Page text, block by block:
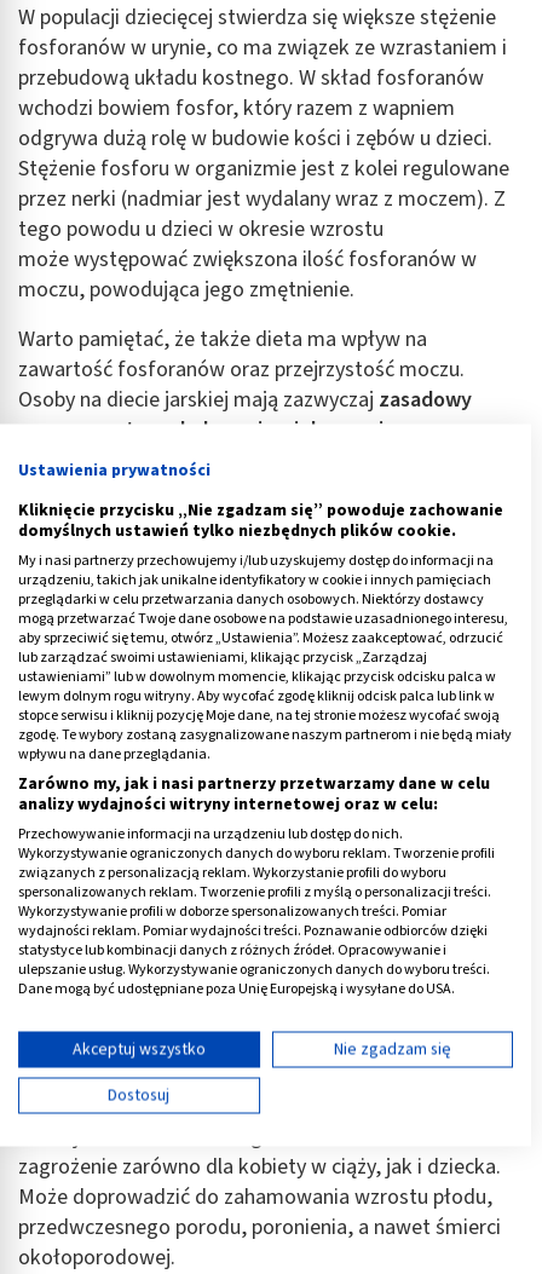
W populacji dziecięcej stwierdza się większe stężenie
fosforanów w urynie, co ma związek ze wzrastaniem i
przebudową układu kostnego. W skład fosforanów
wchodzi bowiem fosfor, który razem z wapniem
odgrywa dużą rolę w budowie kości i zębów u dzieci.
Stężenie fosforu w organizmie jest z kolei regulowane
przez nerki (nadmiar jest wydalany wraz z moczem). Z
tego powodu u dzieci w okresie wzrostu
może występować zwiększona ilość fosforanów w
moczu, powodująca jego zmętnienie.
Warto pamiętać, że także dieta ma wpływ na
zawartość fosforanów oraz przejrzystość moczu.
Osoby na diecie jarskiej mają zazwyczaj zasadowy
mocz, o mętnym kolorze i zwiększonej
ilość fosforanów.
Reklama
Mętny mocz w ciąży
Co bardzo istotne,mętny mocz w ciąży, świadczący o
możliwości zakażenia układu moczowego,
przypadku kobiet w ciąży nawet bezobjawowy
bakteriomocz, który zwykle nie wymaga leczenia, jest
wskazaniem do antybiotykoterapii. Niewyleczona
zagrożenie zarówno dla kobiety w ciąży, jak i dziecka.
Może doprowadzić do zahamowania wzrostu płodu,
przedwczesnego porodu, poronienia, a nawet śmierci
okołoporodowej.
Ustawienia prywatności
Kliknięcie przycisku „Nie zgadzam się” powoduje zachowanie
domyślnych ustawień tylko niezbędnych plików cookie.
My i nasi partnerzy przechowujemy i/lub uzyskujemy dostęp do informacji na
urządzeniu, takich jak unikalne identyfikatory w cookie i innych pamięciach
przeglądarki w celu przetwarzania danych osobowych. Niektórzy dostawcy
mogą przetwarzać Twoje dane osobowe na podstawie uzasadnionego interesu,
aby sprzeciwić się temu, otwórz „Ustawienia”. Możesz zaakceptować, odrzucić
lub zarządzać swoimi ustawieniami, klikając przycisk „Zarządzaj
ustawieniami” lub w dowolnym momencie, klikając przycisk odcisku palca w
lewym dolnym rogu witryny. Aby wycofać zgodę kliknij odcisk palca lub link w
stopce serwisu i kliknij pozycję Moje dane, na tej stronie możesz wycofać swoją
zgodę. Te wybory zostaną zasygnalizowane naszym partnerom i nie będą miały
wpływu na dane przeglądania.
Zarówno my, jak i nasi partnerzy przetwarzamy dane w celu
analizy wydajności witryny internetowej oraz w celu:
Przechowywanie informacji na urządzeniu lub dostęp do nich.
Wykorzystywanie ograniczonych danych do wyboru reklam. Tworzenie profili
związanych z personalizacją reklam. Wykorzystanie profili do wyboru
spersonalizowanych reklam. Tworzenie profili z myślą o personalizacji treści.
Wykorzystywanie profili w doborze spersonalizowanych treści. Pomiar
wydajności reklam. Pomiar wydajności treści. Poznawanie odbiorców dzięki
statystyce lub kombinacji danych z różnych źródeł. Opracowywanie i
ulepszanie usług. Wykorzystywanie ograniczonych danych do wyboru treści.
Dane mogą być udostępniane poza Unię Europejską i wysyłane do USA.
Wyświetl listę partnerów (11 dostawców IAB)
Używamy Twoich danych w następujących celach:
Cele przetwarzania IAB:
Przechowywanie informacji na urządzeniu lub
dostęp do nich
Wykorzystywanie ograniczonych danych do
wyboru reklam
Akceptuj wszystko
Nie zgadzam się
Dostosuj